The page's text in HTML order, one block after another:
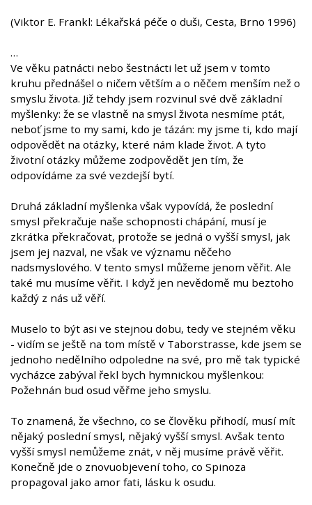
(Viktor E. Frankl: Lékařská péče o duši, Cesta, Brno 1996)
…
Ve věku patnácti nebo šestnácti let už jsem v tomto
kruhu přednášel o ničem větším a o něčem menším než o
smyslu života. Již tehdy jsem rozvinul své dvě základní
myšlenky: že se vlastně na smysl života nesmíme ptát,
neboť jsme to my sami, kdo je tázán: my jsme ti, kdo mají
odpovědět na otázky, které nám klade život. A tyto
životní otázky můžeme zodpovědět jen tím, že
odpovídáme za své vezdejší bytí.
Druhá základní myšlenka však vypovídá, že poslední
smysl překračuje naše schopnosti chápání, musí je
zkrátka překračovat, protože se jedná o vyšší smysl, jak
jsem jej nazval, ne však ve významu něčeho
nadsmyslového. V tento smysl můžeme jenom věřit. Ale
také mu musíme věřit. I když jen nevědomě mu beztoho
každý z nás už věří.
Muselo to být asi ve stejnou dobu, tedy ve stejném věku
- vidím se ještě na tom místě v Taborstrasse, kde jsem se
jednoho nedělního odpoledne na své, pro mě tak typické
vycházce zabýval řekl bych hymnickou myšlenkou:
Požehnán bud osud věřme jeho smyslu.
To znamená, že všechno, co se člověku přihodí, musí mít
nějaký poslední smysl, nějaký vyšší smysl. Avšak tento
vyšší smysl nemůžeme znát, v něj musíme právě věřit.
Konečně jde o znovuobjevení toho, co Spinoza
propagoval jako amor fati, lásku k osudu.